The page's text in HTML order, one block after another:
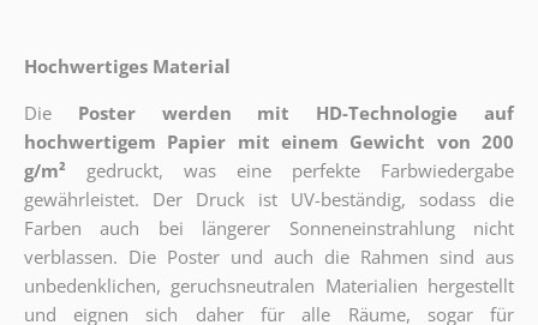
Hochwertiges Material
Die
Poster werden mit HD-Technologie auf
hochwertigem Papier mit einem Gewicht von 200
g/m²
gedruckt, was eine perfekte Farbwiedergabe
gewährleistet. Der Druck ist UV-beständig, sodass die
Farben auch bei längerer Sonneneinstrahlung nicht
verblassen. Die Poster und auch die Rahmen sind aus
unbedenklichen, geruchsneutralen Materialien hergestellt
und eignen sich daher für alle Räume, sogar für